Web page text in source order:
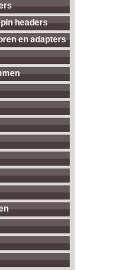
headers
en adapters